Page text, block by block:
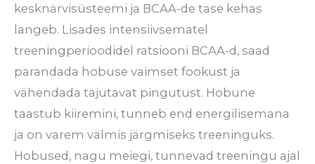
kesknärvisüsteemi ja BCAA-de tase kehas
langeb. Lisades intensiivsematel
treeningperioodidel ratsiooni BCAA-d, saad
parandada hobuse vaimset fookust ja
vähendada tajutavat pingutust. Hobune
taastub kiiremini, tunneb end energilisemana
ja on varem valmis järgmiseks treeninguks.
Hobused, nagu meiegi, tunnevad treeningu ajal